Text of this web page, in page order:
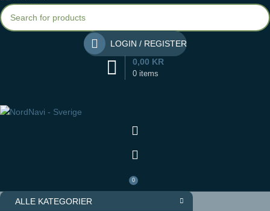
LOGIN / REGISTER
0 items
0,00 KR
0
ALLE KATEGORIER